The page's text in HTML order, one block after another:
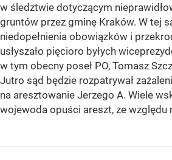
w śledztwie dotyczącym
gruntów przez gminę Kraków. W tej
niedopełnienia obowiązków i
usłyszało pięcioro byłych
w tym obecny poseł PO, Tomasz
Jutro sąd będzie rozpatrywał
na aresztowanie Jerzego A. Wiele
wojewoda opuści areszt, ze względu